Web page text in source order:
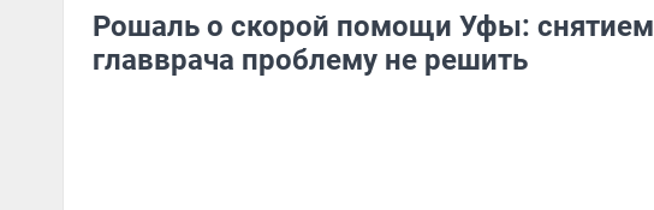
Рошаль о скорой помощи Уфы: снятием
главврача проблему не решить